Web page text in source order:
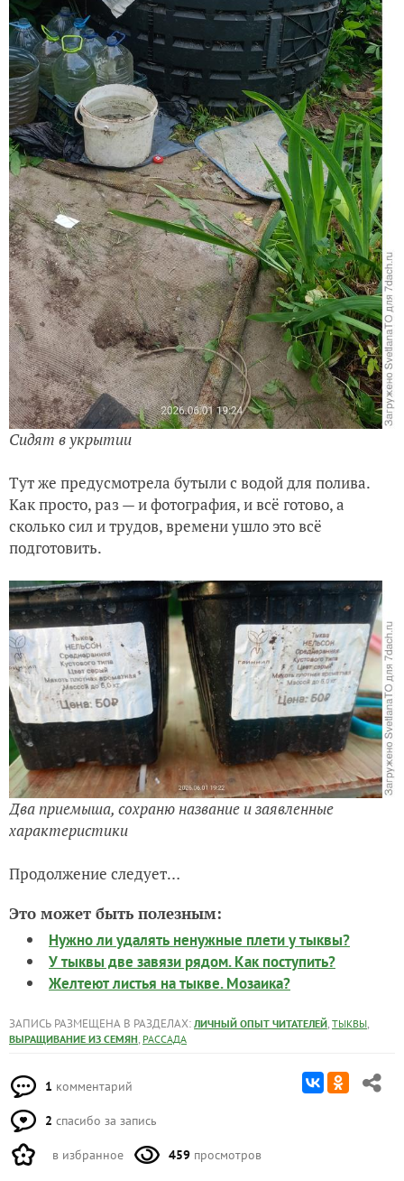
Сидят в укрытии
Тут же предусмотрела бутыли с водой для полива.
Как просто, раз — и фотография, и всё готово, а
сколько сил и трудов, времени ушло это всё
подготовить.
Два приемыша, сохраню название и заявленные
характеристики
Продолжение следует…
Это может быть полезным:
Нужно ли удалять ненужные плети у тыквы?
У тыквы две завязи рядом. Как поступить?
Желтеют листья на тыкве. Мозаика?
ЗАПИСЬ РАЗМЕЩЕНА В РАЗДЕЛАХ: ЛИЧНЫЙ ОПЫТ ЧИТАТЕЛЕЙ, ТЫКВЫ,
ВЫРАЩИВАНИЕ ИЗ СЕМЯН, РАССАДА
1 комментарий
2 спасибо за запись
в избранное 459 просмотров